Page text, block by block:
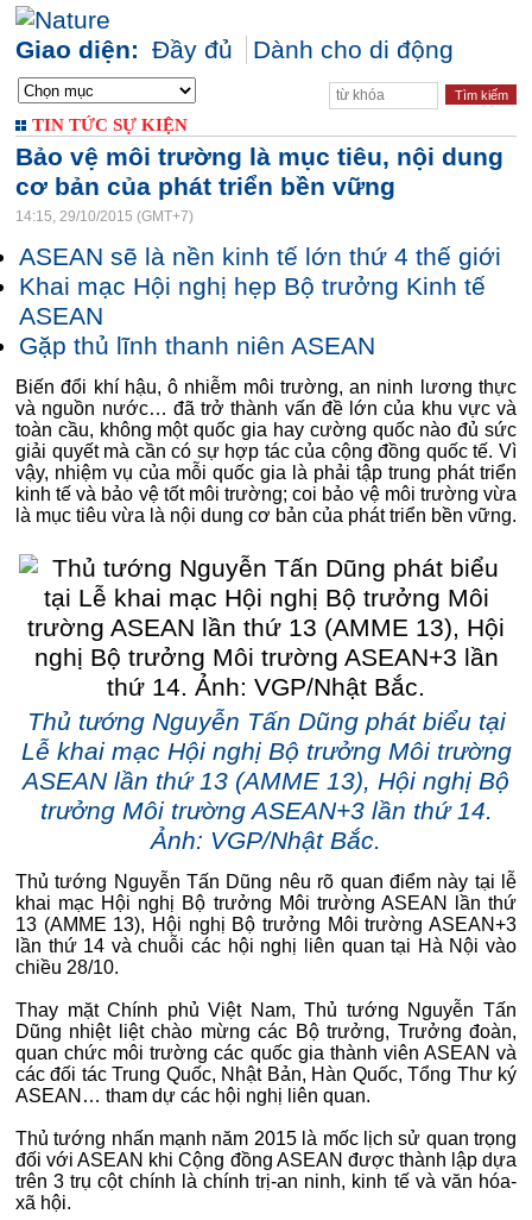
Giao diện: Đầy đủ Dành cho di động
TIN TỨC SỰ KIỆN
Bảo vệ môi trường là mục tiêu, nội dung
cơ bản của phát triển bền vững
14:15, 29/10/2015 (GMT+7)
ASEAN sẽ là nền kinh tế lớn thứ 4 thế giới
Khai mạc Hội nghị hẹp Bộ trưởng Kinh tế
ASEAN
Gặp thủ lĩnh thanh niên ASEAN
Biến đổi khí hậu, ô nhiễm môi trường, an ninh lương thực
và nguồn nước… đã trở thành vấn đề lớn của khu vực và
toàn cầu, không một quốc gia hay cường quốc nào đủ sức
giải quyết mà cần có sự hợp tác của cộng đồng quốc tế. Vì
vậy, nhiệm vụ của mỗi quốc gia là phải tập trung phát triển
kinh tế và bảo vệ tốt môi trường; coi bảo vệ môi trường vừa
là mục tiêu vừa là nội dung cơ bản của phát triển bền vững.
Thủ tướng Nguyễn Tấn Dũng phát biểu tại
Lễ khai mạc Hội nghị Bộ trưởng Môi trường
ASEAN lần thứ 13 (AMME 13), Hội nghị Bộ
trưởng Môi trường ASEAN+3 lần thứ 14.
Ảnh: VGP/Nhật Bắc.
Thủ tướng Nguyễn Tấn Dũng nêu rõ quan điểm này tại lễ
khai mạc Hội nghị Bộ trưởng Môi trường ASEAN lần thứ
13 (AMME 13), Hội nghị Bộ trưởng Môi trường ASEAN+3
lần thứ 14 và chuỗi các hội nghị liên quan tại Hà Nội vào
chiều 28/10.
Thay mặt Chính phủ Việt Nam, Thủ tướng Nguyễn Tấn
Dũng nhiệt liệt chào mừng các Bộ trưởng, Trưởng đoàn,
quan chức môi trường các quốc gia thành viên ASEAN và
các đối tác Trung Quốc, Nhật Bản, Hàn Quốc, Tổng Thư ký
ASEAN… tham dự các hội nghị liên quan.
Thủ tướng nhấn mạnh năm 2015 là mốc lịch sử quan trọng
đối với ASEAN khi Cộng đồng ASEAN được thành lập dựa
trên 3 trụ cột chính là chính trị-an ninh, kinh tế và văn hóa-
xã hội.